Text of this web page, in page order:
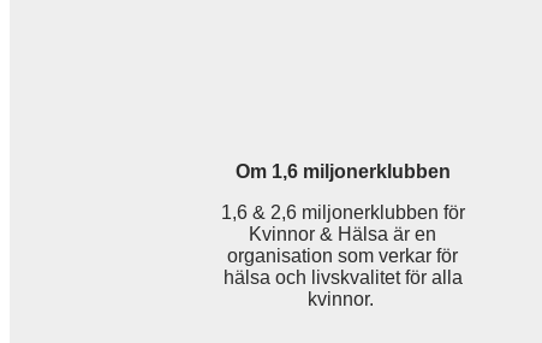
Om 1,6 miljonerklubben
1,6 & 2,6 miljonerklubben för
Kvinnor & Hälsa är en
organisation som verkar för
hälsa och livskvalitet för alla
kvinnor.